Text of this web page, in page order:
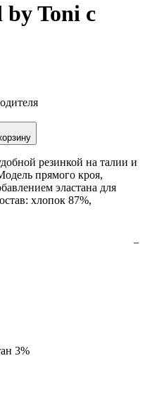
Toni с
резинкой на талии и
прямого кроя,
эластана для
хлопок 87%,
3%